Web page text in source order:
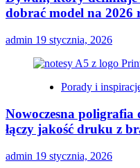
dobrać model na 2026
admin 19 stycznia, 2026
Porady i
Nowoczesna
łączy jakość druku z
admin 19 stycznia, 2026